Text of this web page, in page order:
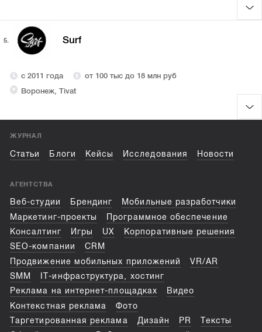
5. Surf
с 2011 года
от 100 тыс до 18 млн руб
Воронеж, Tivat
ЖУРНАЛ
Статьи Блоги Кейсы Исследования Новости
АГЕНТСТВА
Веб-студии Брендинг
Мобильные разработчики
Маркетинг-проекты
Программное обеспечение
Консалтинг
Игры UX
Корпоративные решения
SEO-компании
CRM
Продвижение мобильных приложений
VR/AR
SMM
IT-инфраструктура, хостинг
Реклама на интернет-площадках
Видео
Контекстная реклама
Фото
Таргетированная реклама
Дизайн PR
Тексты